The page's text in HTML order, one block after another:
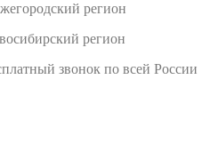
регион
регион
звонок по всей России